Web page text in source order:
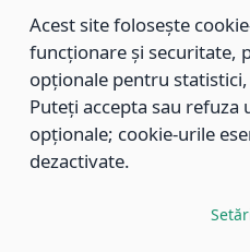
Municipal Braşov situat în
564/29.11.2013
Titlu: Completarea şi
care s-a aprobat studiul de
Acest site folosește
funcționare și securitate,
opționale pentru
Puteți accepta sau
opționale; cookie-urile
dezactivate.